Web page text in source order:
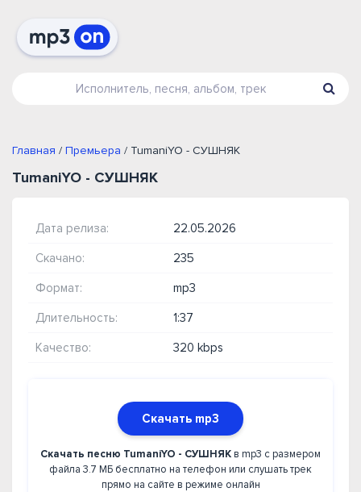
Главная / Премьера / TumaniYO - СУШНЯК
TumaniYO - СУШНЯК
Дата релиза: 22.05.2026
Скачано: 235
Формат: mp3
Длительность: 1:37
Качество: 320 kbps
Скачать mp3
Скачать песню TumaniYO - СУШНЯК в mp3 с размером
файла 3.7 МБ бесплатно на телефон или слушать трек
прямо на сайте в режиме онлайн